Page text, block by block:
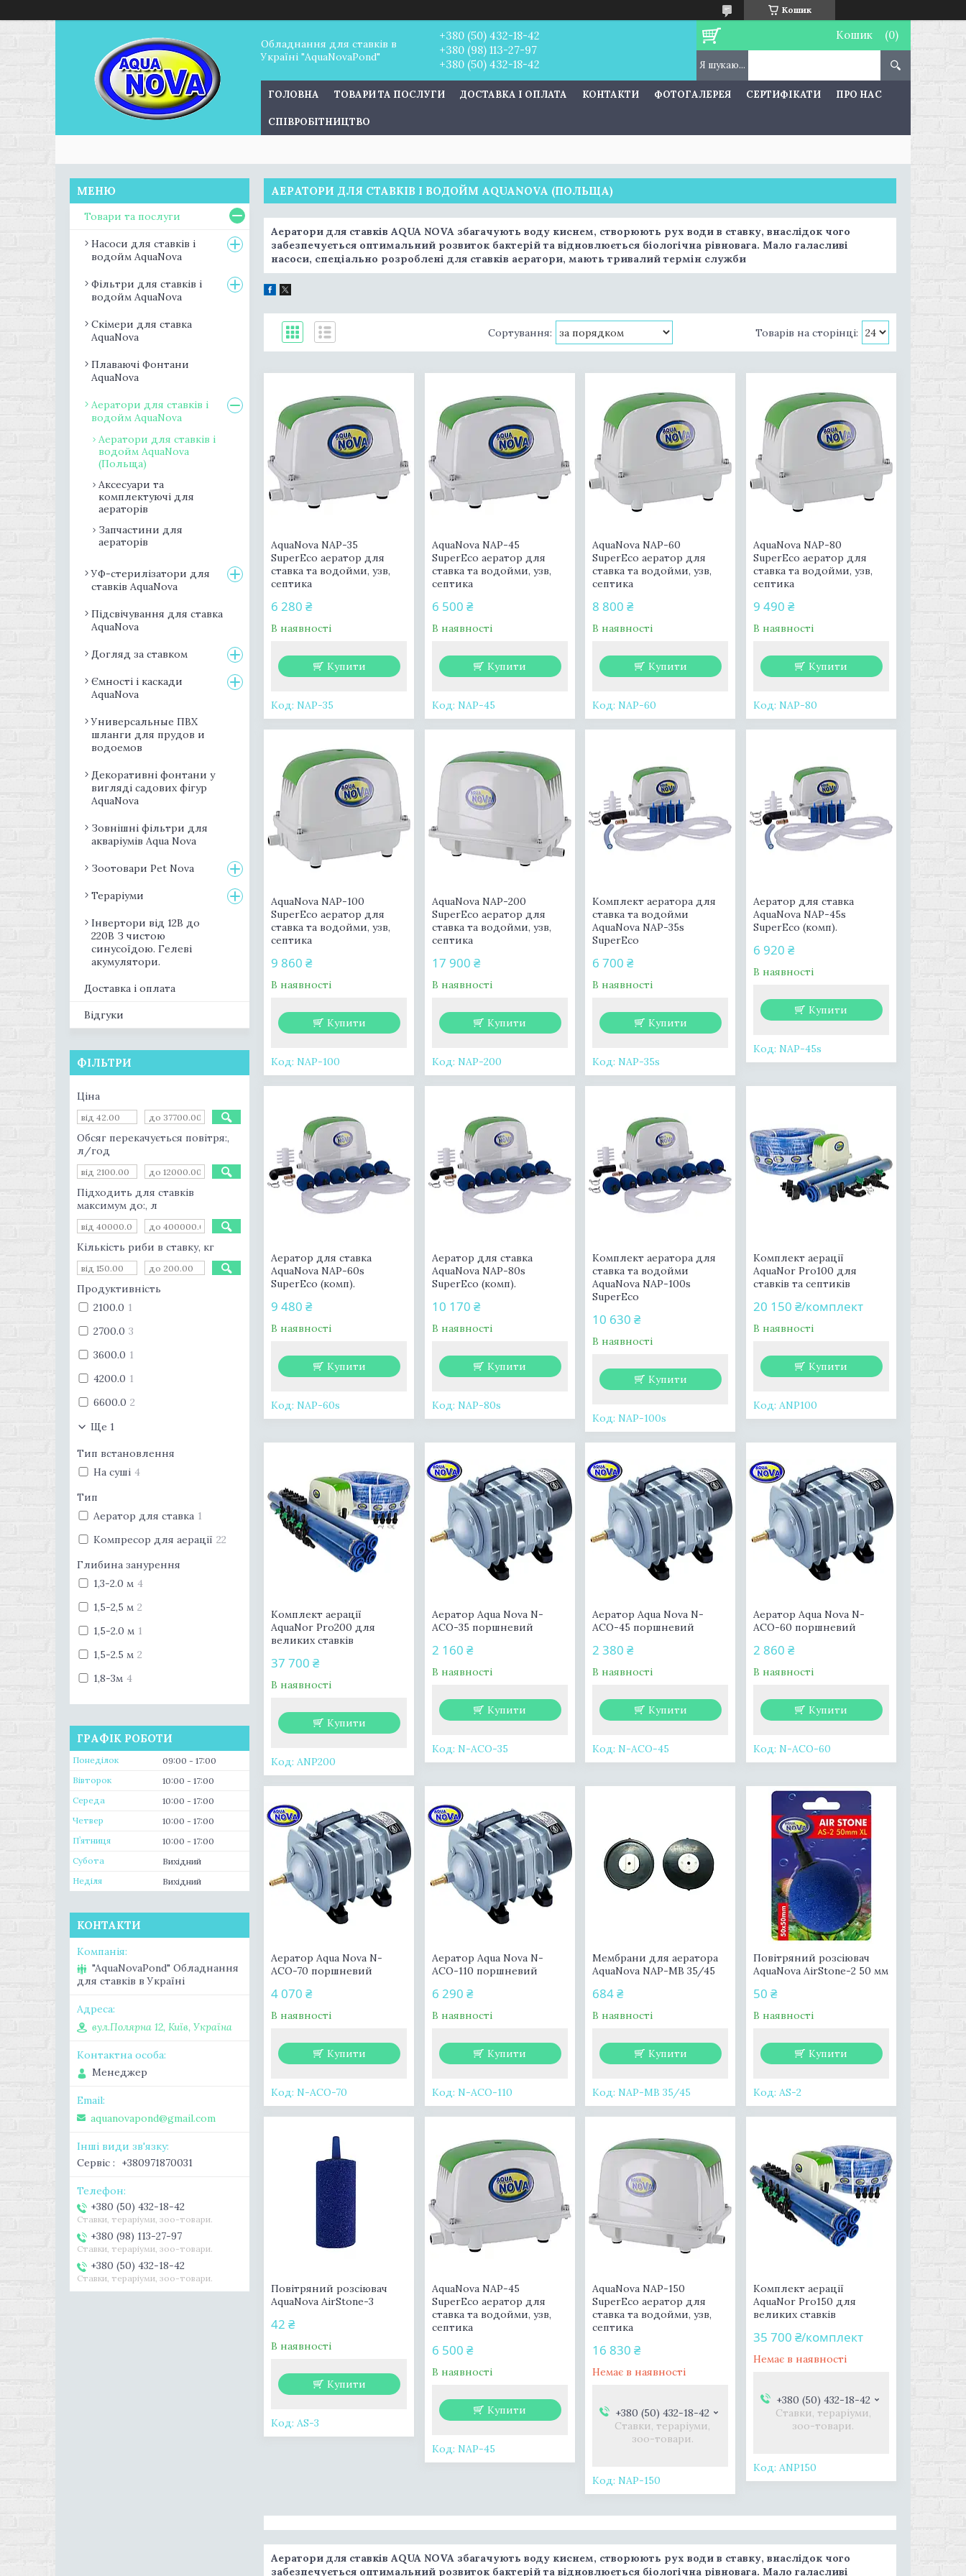
Кошик
Обладнання для ставків в
Україні "AquaNovaPond"
+380 (50) 432-18-42
+380 (98) 113-27-97
+380 (50) 432-18-42
Кошик
ГОЛОВНА ТОВАРИ ТА ПОСЛУГИ ДОСТАВКА І ОПЛАТА КОНТАКТИ ФОТОГАЛЕРЕЯ СЕРТИФІКАТИ ПРО НАС
СПІВРОБІТНИЦТВО
АЕРАТОРИ ДЛЯ СТАВКІВ І ВОДОЙМ AQUANOVA (ПОЛЬЩА)
Аератори для ставків AQUA NOVA збагачують воду киснем, створюють рух води в ставку, внаслідок чого
забезпечується оптимальний розвиток бактерій та відновлюється біологічна рівновага. Мало галасливі
насоси, спеціально розроблені для ставків аератори, мають тривалий термін служби
AquaNova NAP-35
SuperEco аератор для
ставка та водойми, узв,
септика
6 280 ₴
В наявності
Купити
NAP-35
AquaNova NAP-45
SuperEco аератор для
ставка та водойми, узв,
септика
6 500 ₴
В наявності
Купити
NAP-45
AquaNova NAP-60
SuperEco аератор для
ставка та водойми, узв,
септика
8 800 ₴
В наявності
Купити
NAP-60
AquaNova NAP-80
SuperEco аератор для
ставка та водойми, узв,
септика
9 490 ₴
В наявності
Купити
NAP-80
AquaNova NAP-100
SuperEco аератор для
ставка та водойми, узв,
септика
9 860 ₴
В наявності
Купити
NAP-100
AquaNova NAP-200
SuperEco аератор для
ставка та водойми, узв,
септика
17 900 ₴
В наявності
Купити
NAP-200
Комплект аератора для
ставка та водойми
AquaNova NAP-35s
SuperEco
6 700 ₴
В наявності
Купити
NAP-35s
Аератор для ставка
AquaNova NAP-45s
SuperEco (комп).
6 920 ₴
В наявності
Купити
NAP-45s
Аератор для ставка
AquaNova NAP-60s
SuperEco (комп).
9 480 ₴
В наявності
Купити
NAP-60s
Аератор для ставка
AquaNova NAP-80s
SuperEco (комп).
10 170 ₴
В наявності
Купити
NAP-80s
Комплект аератора для
ставка та водойми
AquaNova NAP-100s
SuperEco
10 630 ₴
В наявності
Купити
NAP-100s
Комплект аерації
AquaNor Pro100 для
ставків та септиків
20 150 ₴/комплект
В наявності
Купити
ANP100
Комплект аерації
AquaNor Pro200 для
великих ставків
37 700 ₴
В наявності
Купити
ANP200
Аератор Aqua Nova N-
АСО-35 поршневий
2 160 ₴
В наявності
Купити
N-АСО-35
Аератор Aqua Nova N-
АСО-45 поршневий
2 380 ₴
В наявності
Купити
N-АСО-45
Аератор Aqua Nova N-
АСО-60 поршневий
2 860 ₴
В наявності
Купити
N-АСО-60
Аератор Aqua Nova N-
АСО-70 поршневий
4 070 ₴
В наявності
Купити
N-АСО-70
Аератор Aqua Nova N-
АСО-110 поршневий
6 290 ₴
В наявності
Купити
N-ACO-110
Мембрани для аератора
AquaNova NAP-MB 35/45
684 ₴
В наявності
Купити
NAP-MB 35/45
Повітряний розсіювач
AquaNova AirStone-2 50 мм
50 ₴
В наявності
Купити
AS-2
Повітряний розсіювач
AquaNova AirStone-3
42 ₴
В наявності
Купити
AS-3
AquaNova NAP-45
SuperEco аератор для
ставка та водойми, узв,
септика
6 500 ₴
В наявності
Купити
NAP-45
AquaNova NAP-150
SuperEco аератор для
ставка та водойми, узв,
септика
16 830 ₴
Немає в наявності
+380 (50) 432-18-42
Ставки, тераріуми,
зоо-товари.
NAP-150
Комплект аерації
AquaNor Pro150 для
великих ставків
35 700 ₴/комплект
Немає в наявності
+380 (50) 432-18-42
Ставки, тераріуми,
зоо-товари.
ANP150
Аератори для ставків AQUA NOVA збагачують воду киснем, створюють рух води в ставку, внаслідок чого
забезпечується оптимальний розвиток бактерій та відновлюється біологічна рівновага. Мало галасливі
Товари та послуги
Насоси для ставків і
водойм AquaNova
Фільтри для ставків і
водойм AquaNova
Скімери для ставка
AquaNova
Плаваючі Фонтани
AquaNova
Аератори для ставків і
водойм AquaNova
Аератори для ставків і
водойм AquaNova
(Польща)
Аксесуари та
комплектуючі для
аераторів
Запчастини для
аераторів
УФ-стерилізатори для
ставків AquaNova
Підсвічування для ставка
AquaNova
Догляд за ставком
Ємності і каскади
AquaNova
Универсальные ПВХ
шланги для прудов и
водоемов
Декоративні фонтани у
вигляді садових фігур
AquaNova
Зовнішні фільтри для
акваріумів Aqua Nova
Зоотовари Pet Nova
Тераріуми
Інвертори від 12В до
220В З чистою
синусоїдою. Гелеві
акумулятори.
Доставка і оплата
Відгуки
ФІЛЬТРИ
Ціна
Обсяг перекачується повітря:,
л/год
Підходить для ставків
максимум до:, л
Кількість риби в ставку, кг
Продуктивність
2100.0 1
2700.0 3
3600.0 1
4200.0 1
6600.0 2
Ще 1
Тип встановлення
На суші 4
Тип
Аератор для ставка 1
Компресор для аерації 22
Глибина занурення
1,3-2.0 м 4
1,5-2,5 м 2
1,5-2.0 м 1
1,5-2.5 м 2
1,8-3м 4
ГРАФІК РОБОТИ
Понеділок 09:00
17:00
Вівторок
10:00
17:00
Середа
10:00
17:00
Четвер
10:00
17:00
Пʼятниця
10:00
17:00
Субота
Вихідний
Неділя
Вихідний
КОНТАКТИ
"AquaNovaPond" Обладнання
для ставків в Україні
вул.Полярна 12, Київ, Україна
Менеджер
aquanovapond@gmail.com
Сервіс +380971870031
+380 (50) 432-18-42
Ставки, тераріуми, зоо-товари.
+380 (98) 113-27-97
Ставки, тераріуми, зоо-товари.
+380 (50) 432-18-42
Ставки, тераріуми, зоо-товари.